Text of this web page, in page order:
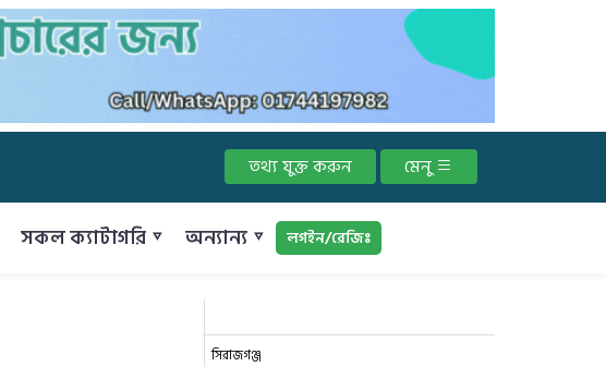
তথ্য যুক্ত করুন মেনু
সকল ক্যাটাগরি ▿ অন্যান্য ▿ লগইন/রেজিঃ
সিরাজগঞ্জ